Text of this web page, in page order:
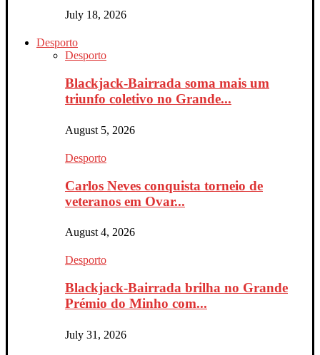
July 18, 2026
Desporto
Desporto
Blackjack-Bairrada soma mais um
triunfo coletivo no Grande...
August 5, 2026
Desporto
Carlos Neves conquista torneio de
veteranos em Ovar...
August 4, 2026
Desporto
Blackjack-Bairrada brilha no Grande
Prémio do Minho com...
July 31, 2026